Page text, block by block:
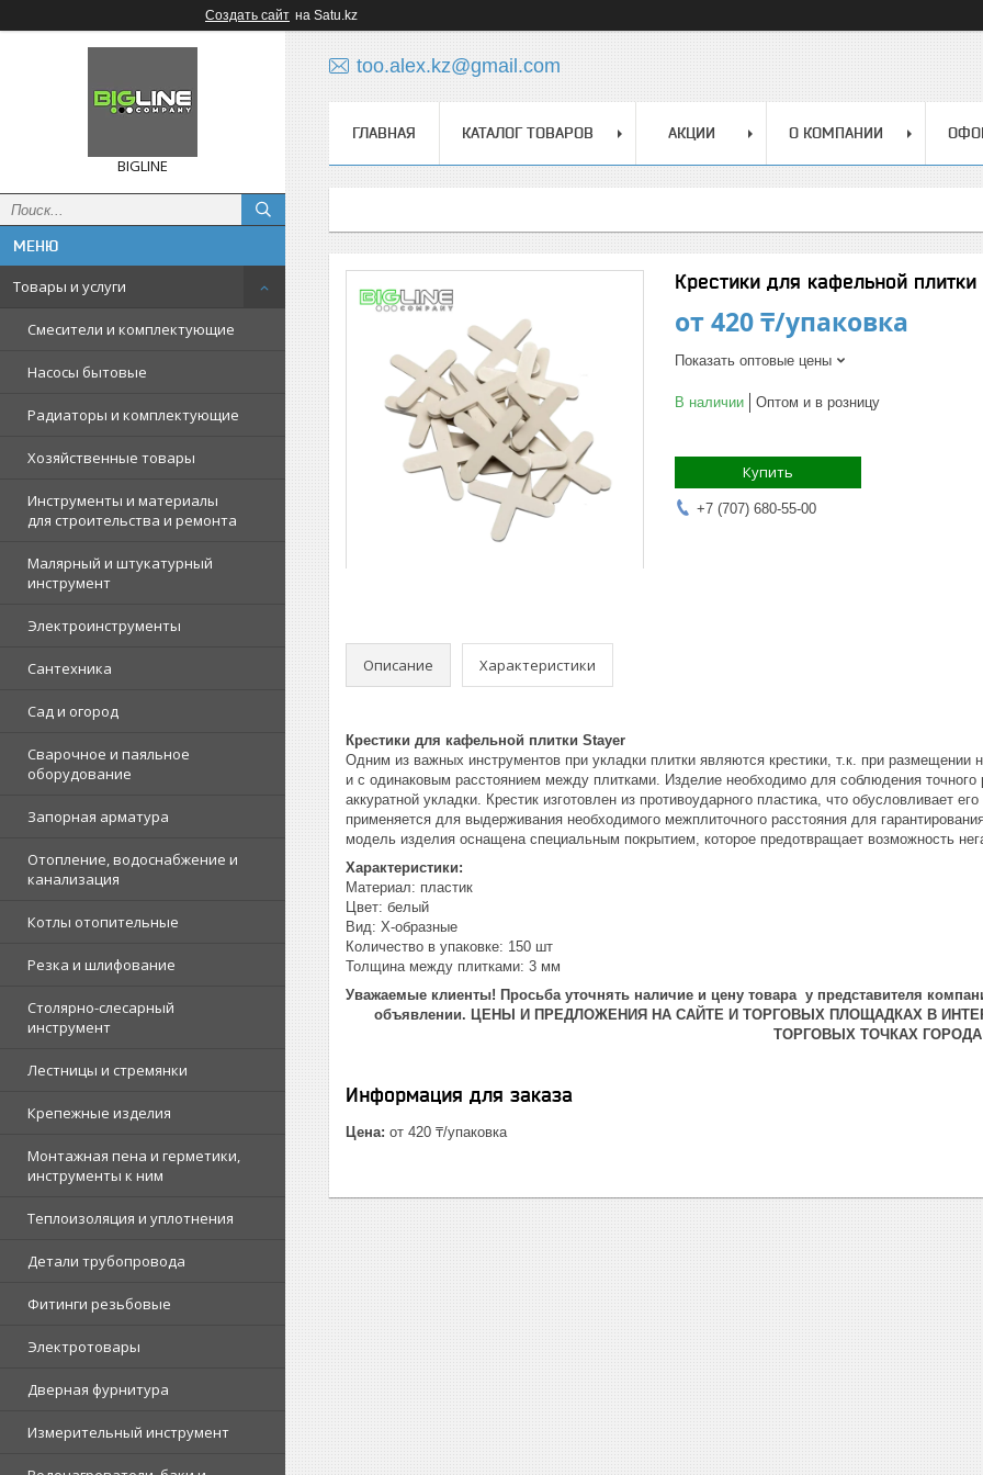
Создать сайт на Satu.kz
BIGLINE
Товары и услуги
Смесители и комплектующие
Насосы бытовые
Радиаторы и комплектующие
Хозяйственные товары
Инструменты и материалы
для строительства и ремонта
Малярный и штукатурный
инструмент
Электроинструменты
Сантехника
Сад и огород
Сварочное и паяльное
оборудование
Запорная арматура
Отопление, водоснабжение и
канализация
Котлы отопительные
Резка и шлифование
Столярно-слесарный
инструмент
Лестницы и стремянки
Крепежные изделия
Монтажная пена и герметики,
инструменты к ним
Теплоизоляция и уплотнения
Детали трубопровода
Фитинги резьбовые
Электротовары
Дверная фурнитура
Измерительный инструмент
too.alex.kz@gmail.com
ГЛАВНАЯ КАТАЛОГ ТОВАРОВ АКЦИИ О КОМПАНИИ
Крестики для кафельной
от420 ₸/упаковка
Показать оптовые цены
В наличии Оптом и в розницу
Купить
+7 (707) 680-55-00
Описание Характеристики
Крестики для кафельной плитки Stayer
Одним из важных инструментов при укладки плитки являются крестики, т.к. при размещении
и с одинаковым расстоянием между плитками. Изделие необходимо для соблюдения
аккуратной укладки. Крестик изготовлен из противоударного пластика, что обусловливает
применяется для выдерживания необходимого межплиточного расстояния для
модель изделия оснащена специальным покрытием, которое предотвращает возможность
Характеристики:
Материал: пластик
Цвет: белый
Вид: Х-образные
Количество в упаковке: 150 шт
Толщина между плитками: 3 мм
Уважаемые клиенты! Просьба уточнять наличие и цену товара у представителя
объявлении. ЦЕНЫ И ПРЕДЛОЖЕНИЯ НА САЙТЕ И ТОРГОВЫХ ПЛОЩАДКАХ В
ТОРГОВЫХ ТОЧКАХ
Информация для заказа
Цена: от 420 ₸/упаковка